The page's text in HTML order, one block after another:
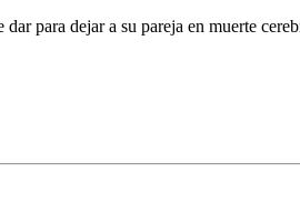
para dejar a su pareja en muerte